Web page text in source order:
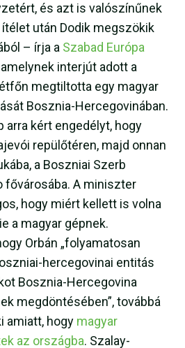
és azt is valószínűnek
után Dodik megszökik
– írja a Szabad Európa
amelynek interjút adott a
megtiltotta egy magyar
Bosznia-Hercegovinában.
arra kért engedélyt, hogy
repülőtéren, majd onnan
a Boszniai Szerb
fővárosába. A miniszter
hogy miért kellett is volna
a magyar gépnek.
Orbán „folyamatosan
hercegovinai entitás
Bosznia-Hercegovina
megdöntésében”, továbbá
amiatt, hogy magyar
az országba. Szalay-